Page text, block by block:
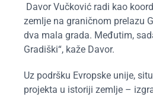
Davor Vučković radi kao
zemlje na graničnom prelazu
dva mala grada. Međutim,
Gradiški“, kaže Davor.
Uz podršku Evropske unije,
projekta u istoriji zemlje –